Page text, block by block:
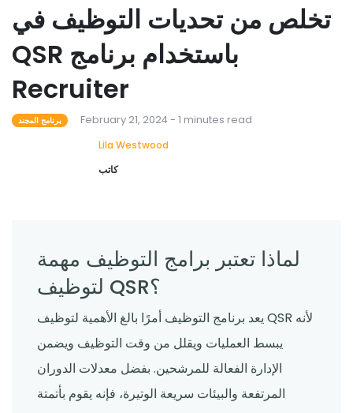
تخلص من تحديات التوظيف في
QSR باستخدام برنامج
Recruiter
برنامج المجند
February 21, 2024 - 1 minutes read
Lila Westwood
كاتب
لماذا تعتبر برامج التوظيف مهمة
لتوظيف QSR؟
يعد برنامج التوظيف أمرًا بالغ الأهمية لتوظيف QSR لأنه
يبسط العمليات ويقلل من وقت التوظيف ويضمن
الإدارة الفعالة للمرشحين. بفضل معدلات الدوران
المرتفعة والبيئات سريعة الوتيرة، فإنه يقوم بأتمتة